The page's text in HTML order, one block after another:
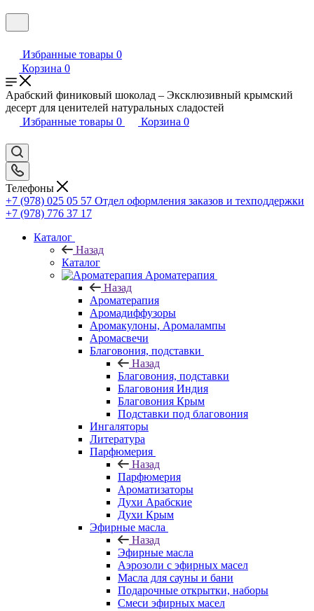
Избранные товары 0
Корзина 0
Арабский финиковый шоколад – Эксклюзивный крымский
десерт для ценителей натуральных сладостей
Избранные товары 0 Корзина 0
Телефоны
+7 (978) 025 05 57 Отдел оформления заказов и техподдержки
+7 (978) 776 37 17
Каталог
Назад
Каталог
Ароматерапия
Назад
Ароматерапия
Аромадиффузоры
Аромакулоны, Аромалампы
Аромасвечи
Благовония, подставки
Назад
Благовония, подставки
Благовония Индия
Благовония Крым
Подставки под благовония
Ингаляторы
Литература
Парфюмерия
Назад
Парфюмерия
Ароматизаторы
Духи Арабские
Духи Крым
Эфирные масла
Назад
Эфирные масла
Аэрозоли с эфирных масел
Масла для сауны и бани
Подарочные открытки, наборы
Смеси эфирных масел